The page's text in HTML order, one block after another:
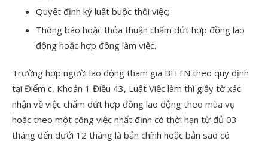
Quyết định kỷ luật buộc thôi việc;
Thông báo hoặc thỏa thuận chấm dứt hợp đồng lao
động hoặc hợp đồng làm việc.
Trường hợp người lao động tham gia BHTN theo quy định
tại Điểm c, Khoản 1 Điều 43, Luật Việc làm thì giấy tờ xác
nhận về việc chấm dứt hợp đồng lao động theo mùa vụ
hoặc theo một công việc nhất định có thời hạn từ đủ 03
tháng đến dưới 12 tháng là bản chính hoặc bản sao có